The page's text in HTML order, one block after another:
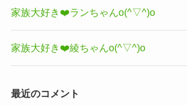
家族大好き❤️ランちゃんo(^▽^)o
家族大好き❤️綾ちゃんo(^▽^)o
最近のコメント